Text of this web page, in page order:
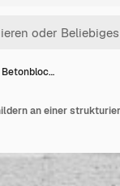
an einer